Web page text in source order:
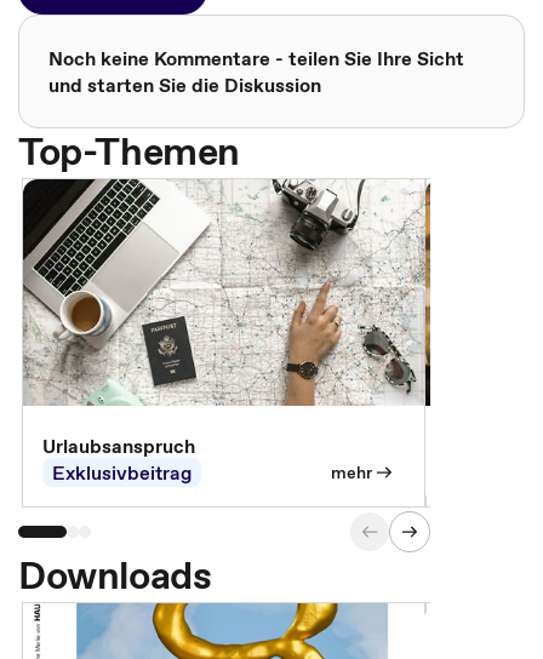
Noch keine Kommentare - teilen Sie Ihre Sicht
und starten Sie die Diskussion
Top-Themen
Urlaubsanspruch
Exklusivbeitrag
mehr
Downloads